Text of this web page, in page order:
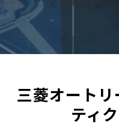
三菱オート
ティ